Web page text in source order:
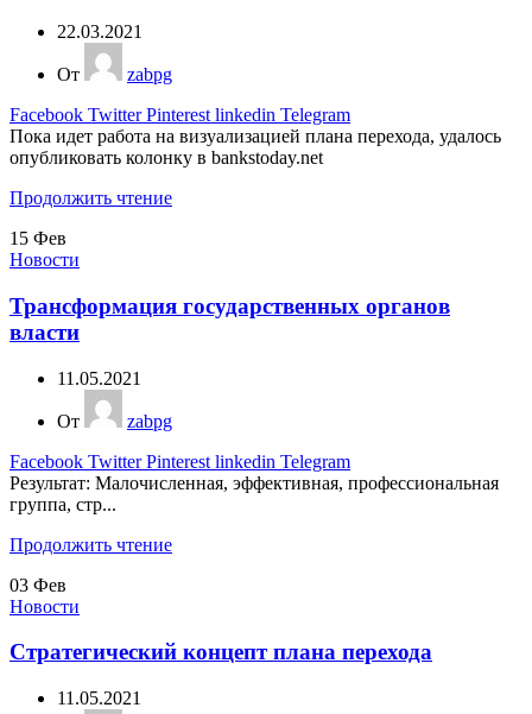
22.03.2021
От
zabpg
Facebook Twitter Pinterest linkedin Telegram
Пока идет работа на визуализацией плана перехода, удалось
опубликовать колонку в bankstoday.net
Продолжить чтение
15 Фев
Новости
Трансформация государственных органов
власти
11.05.2021
От
zabpg
Facebook Twitter Pinterest linkedin Telegram
Результат: Малочисленная, эффективная, профессиональная
группа, стр...
Продолжить чтение
03 Фев
Новости
Стратегический концепт плана перехода
11.05.2021